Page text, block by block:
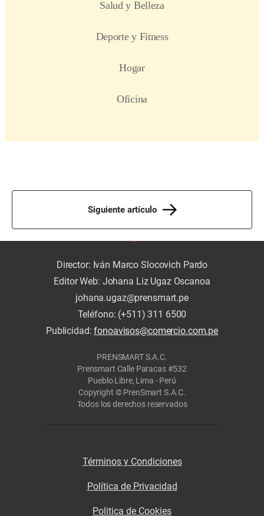
Siguiente artículo
Director: Iván Marco Slocovich Pardo
Editor Web: Johana Liz Ugaz Oscanoa
johana.ugaz@prensmart.pe
Teléfono: (+511) 311 6500
Publicidad:fonoavisos@comercio.com.pe
PRENSMART S.A.C.
Prensmart Calle Paracas #532
Pueblo Libre, Lima - Perú
Copyright © PrenSmart S.A.C.
Todos los derechos reservados
Términos y Condiciones
Política de Privacidad
Politica de Cookies